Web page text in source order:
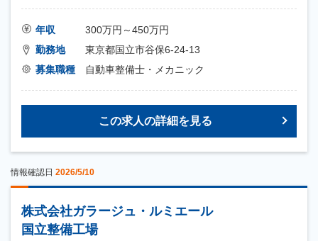
年収
300万円～450万円
勤務地
東京都国立市谷保6-24-13
募集職種
自動車整備士・メカニック
この求人の詳細を見る
情報確認日 2026/5/10
株式会社ガラージュ・ルミエール
国立整備工場